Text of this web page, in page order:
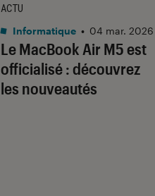
Le MacBook Air M5 est
officialisé : découvrez
les nouveautés
ACTU
Informatique • 04 mar. 2026